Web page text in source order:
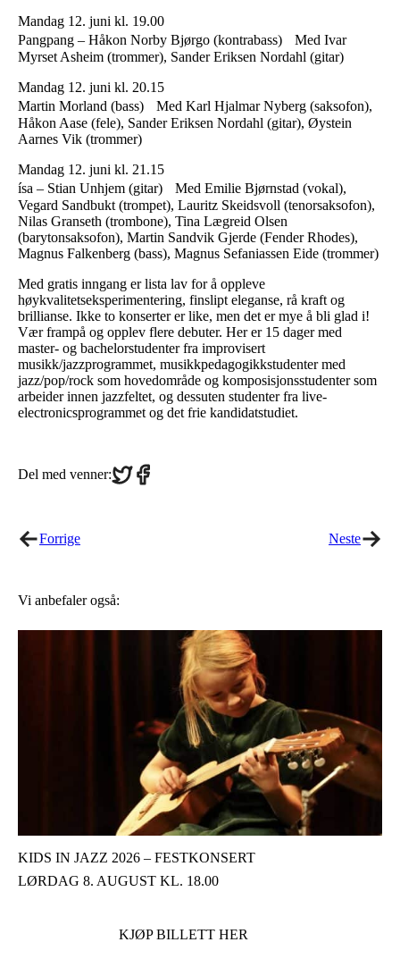
Mandag 12. juni kl. 19.00
Pangpang – Håkon Norby Bjørgo (kontrabass) Med Ivar
Myrset Asheim (trommer), Sander Eriksen Nordahl (gitar)
Mandag 12. juni kl. 20.15
Martin Morland (bass) Med Karl Hjalmar Nyberg (saksofon),
Håkon Aase (fele), Sander Eriksen Nordahl (gitar), Øystein
Aarnes Vik (trommer)
Mandag 12. juni kl. 21.15
ísa – Stian Unhjem (gitar) Med Emilie Bjørnstad (vokal),
Vegard Sandbukt (trompet), Lauritz Skeidsvoll (tenorsaksofon),
Nilas Granseth (trombone), Tina Lægreid Olsen
(barytonsaksofon), Martin Sandvik Gjerde (Fender Rhodes),
Magnus Falkenberg (bass), Magnus Sefaniassen Eide (trommer)
Med gratis inngang er lista lav for å oppleve
høykvalitetseksperimentering, finslipt eleganse, rå kraft og
brillianse. Ikke to konserter er like, men det er mye å bli glad i!
Vær frampå og opplev flere debuter. Her er 15 dager med
master- og bachelorstudenter fra improvisert
musikk/jazzprogrammet, musikkpedagogikkstudenter med
jazz/pop/rock som hovedområde og komposisjonsstudenter som
arbeider innen jazzfeltet, og dessuten studenter fra live-
electronicsprogrammet og det frie kandidatstudiet.
Del med venner:Share
on
Share
on
Forrige Neste
Vi anbefaler også:
KIDS IN JAZZ 2026 – FESTKONSERT
LØRDAG 8. AUGUST KL. 18.00
KJØP BILLETT HER